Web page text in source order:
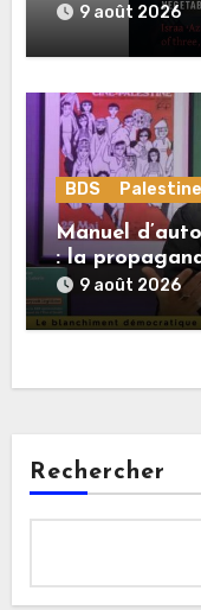
9 août 2026
BDS Palestine
Manuel
: la
9 août 2026
Rechercher